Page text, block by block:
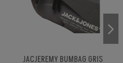
JACJEREMY BUMBAG GRIS